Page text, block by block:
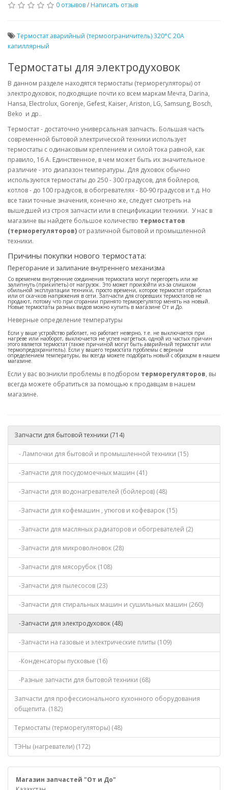
0 отзывов/ Написать отзыв
Термостат аварийный (термоограничитель) 320°C 20А
капиллярный
Термостаты для электродуховок
В данном разделе находятся термостаты (терморегуляторы) от
электродуховок, подходящие почти ко всем маркам Мечта, Darina,
Hansa, Electrolux, Gorenje, Gefest, Kaiser, Ariston, LG, Samsung, Bosch,
Beko и др..
Термостат - достаточно универсальная запчасть. Большая часть
современной бытовой электрической техники использует
термостаты с одинаковым креплением и силой тока равной, как
правило, 16 А. Единственное, в чем может быть их значительное
различие - это диапазон температуры. Для духовок обычно
используются термостаты до 250 - 300 градусов, для бойлеров,
котлов - до 100 градусов, в обогревателях - 80-90 градусов и т.д. Но
все таки точные значения, конечно же, следует смотреть на
вышедшей из строя запчасти или в спецификации техники. У нас в
магазине вы найдете большое количество термостатов
(терморегуляторов) от различной бытовой и промышленной
техники.
Причины покупки нового термостата:
Перегорание и залипание внутреннего механизма
Со временем внутренние соединения термостата могут перегореть или же
залипнуть (прикипеть) от нагрузок. Это может произойти из-за слишком
обильной эксплуатации техники, просто времени, которое термостат отработал
или от скачков напряжения в сети. Запчасти для сгоревших термостатов не
продают, потому что при сгорании принято терморегулятор менять на новый.
Новые термостаты разных видов можно купить в магазине От и До.
Неверные определение температуры
Если у ваше устройство работает, но работает неверно, т.е. не выключается при
нагреве или наоборот, выключается не успев нагреться, одной из частых причин
этого является термостат (также причиной могут быть аварийный термостат или
термопредохранитель). Если у вашего термостата проблемы с верным
определением температуры, вы всегда можете подобрать новый с образцом в нашем
магазине.
Если у вас возникли проблемы в подбором терморегуляторов, вы
всегда можете обратиться за помощью к продавцам в нашем
магазине.
Запчасти для бытовой техники (714)
- Лампочки для бытовой и промышленной техники (15)
-Запчасти для посудомоечных машин (41)
-Запчасти для водонагревателей (бойлеров) (48)
-Запчасти для кофемашин , утюгов и кофеварок (15)
-Запчасти для масляных радиаторов и обогревателей (2)
-Запчасти для микроволновок (28)
-Запчасти для мясорубок (108)
-Запчасти для пылесосов (23)
-Запчасти для стиральных машин и сушильных машин (260)
-Запчасти для электродуховок (48)
-Запчасти на газовые и электрические плиты (109)
-Конденсаторы пусковые (16)
-Разные запчасти для бытовой техники (68)
Запчасти для профессионального кухонного оборудования
общепита. (182)
Термостаты (терморегуляторы) (48)
ТЭНы (нагреватели) (172)
Магазин запчастей "От и До"